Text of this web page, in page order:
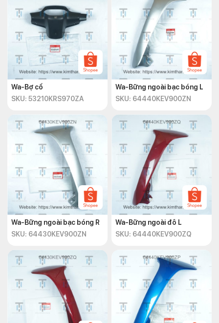
Wa-Bợ cổ
SKU: 53210KRS970ZA
Wa-Bững ngoài bạc bóng L
SKU: 64440KEV900ZN
Wa-Bững ngoài bạc bóng R
SKU: 64430KEV900ZN
Wa-Bững ngoài đô L
SKU: 64440KEV900ZQ